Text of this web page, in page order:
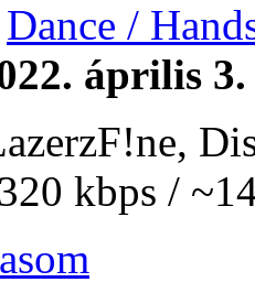
Dance /
április 3.
kbps /